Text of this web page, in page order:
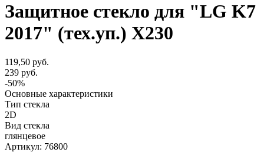
Защитное стекло для "LG K7
2017" (тех.уп.) X230
119,50 руб.
239 руб.
-50%
Основные характеристики
Тип стекла
2D
Вид стекла
глянцевое
Артикул: 76800